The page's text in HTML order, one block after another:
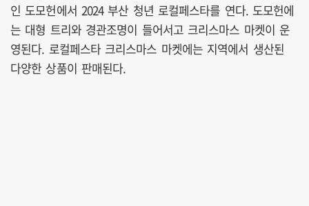
인 도모헌에서 2024 부산 청년 로컬페스타를 연다. 도모헌에
는 대형 트리와 경관조명이 들어서고 크리스마스 마켓이 운
영된다. 로컬페스타 크리스마스 마켓에는 지역에서 생산된
다양한 상품이 판매된다.